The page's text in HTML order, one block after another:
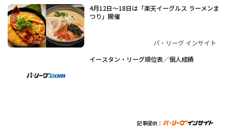
4月12日～18日は「楽天イーグルス ラーメンま
つり」開催
パ・リーグ インサイト
イースタン・リーグ順位表／個人成績
記事提供：